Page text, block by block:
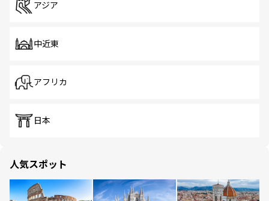
アジア
中近東
アフリカ
日本
人気スポット